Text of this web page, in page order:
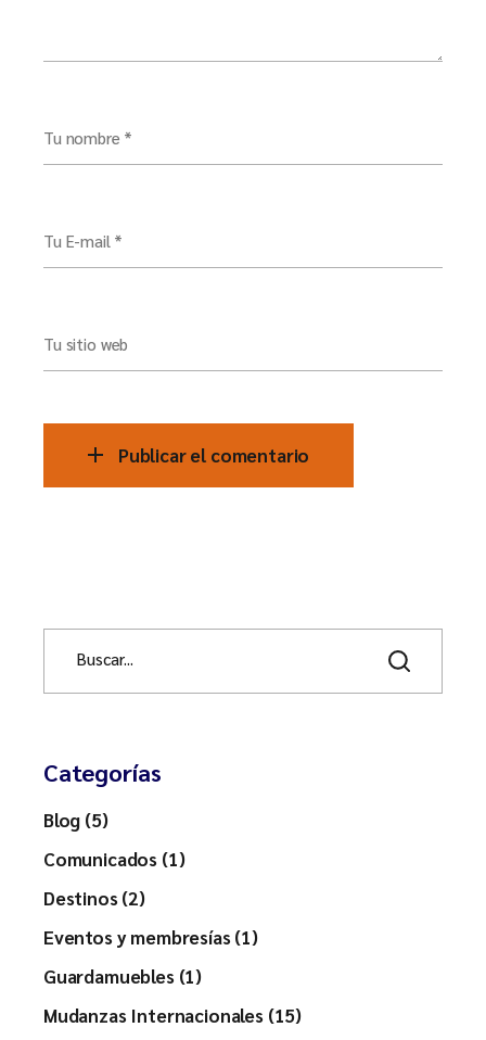
Tu nombre *
Tu E-mail *
Tu sitio web
Publicar el comentario
S
c
Categorías
Blog (5)
Comunicados (1)
Destinos (2)
Eventos y membresías (1)
Guardamuebles (1)
Mudanzas Internacionales (15)